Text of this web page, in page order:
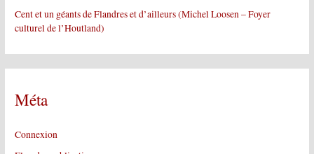
Cent et un géants de Flandres et d’ailleurs (Michel Loosen – Foyer
culturel de l’Houtland)
Méta
Connexion